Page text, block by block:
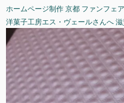
ホームページ制作 京都 ファンフェ
洋菓子工房エス・ヴェールさんへ